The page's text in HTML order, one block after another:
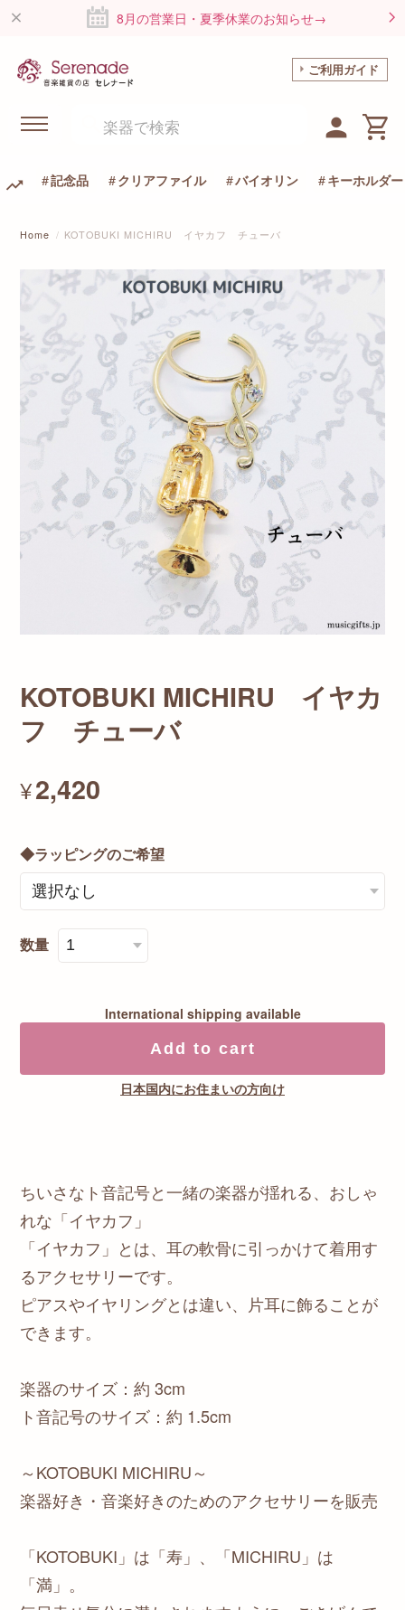
8月の営業日・夏季休業のお知らせ→
ご利用ガイド
記念品 クリアファイル バイオリン キーホルダー
Home KOTOBUKI MICHIRU イヤカフ チューバ
KOTOBUKI MICHIRU イヤカ
フ チューバ
¥2,420
◆ラッピングのご希望
数量
International shipping available
Add to cart
日本国内にお住まいの方向け
ちいさなト音記号と一緒の楽器が揺れる、おしゃ
れな「イヤカフ」
「イヤカフ」とは、耳の軟骨に引っかけて着用す
るアクセサリーです。
ピアスやイヤリングとは違い、片耳に飾ることが
できます。
楽器のサイズ：約 3cm
ト音記号のサイズ：約 1.5cm
～KOTOBUKI MICHIRU～
楽器好き・音楽好きのためのアクセサリーを販売
「KOTOBUKI」は「寿」、「MICHIRU」は
「満」。